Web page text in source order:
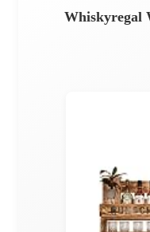
Whiskyregal